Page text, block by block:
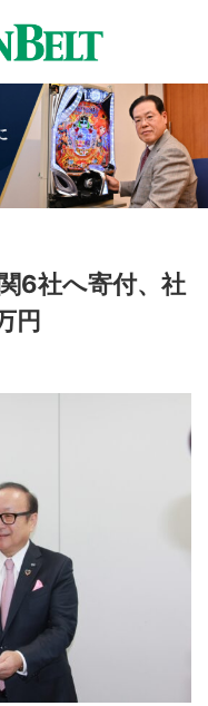
6社へ寄付、社
円